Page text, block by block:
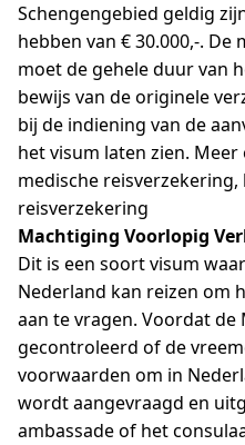
Schengengebied geldig
hebben van € 30.000,-.
moet de gehele duur van
bewijs van de originele
bij de indiening van de
het visum laten zien.
medische reisverzekering,
reisverzekering
Machtiging Voorlopig
Dit is een soort visum
Nederland kan reizen om
aan te vragen. Voordat
gecontroleerd of de
voorwaarden om in
wordt aangevraagd en
ambassade of het